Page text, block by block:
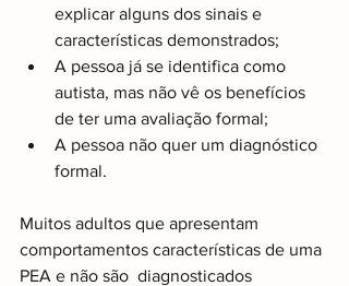
explicar alguns dos sinais e
características demonstrados;
A pessoa já se identifica como
autista, mas não vê os benefícios
de ter uma avaliação formal;
A pessoa não quer um diagnóstico
formal.
Muitos adultos que apresentam
comportamentos características de uma
PEA e não são  diagnosticados